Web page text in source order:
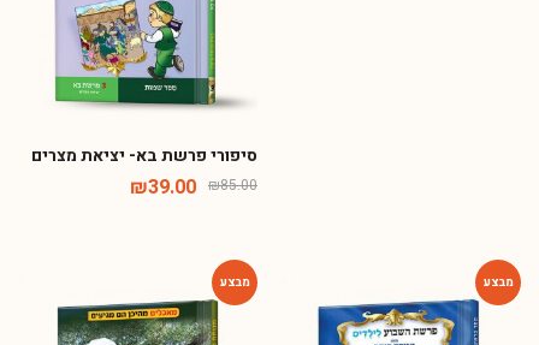
סיפורי פרשת בא- יציאת מצרים
₪85.00
₪39.00